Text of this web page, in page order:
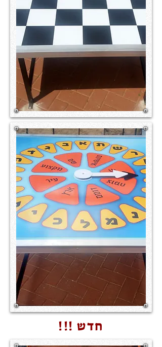
חדש !!!